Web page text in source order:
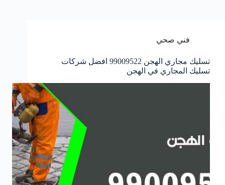
فني صحي
تسليك مجاري الهجن 99009522 افضل شركات
تسليك المجاري في الهجن